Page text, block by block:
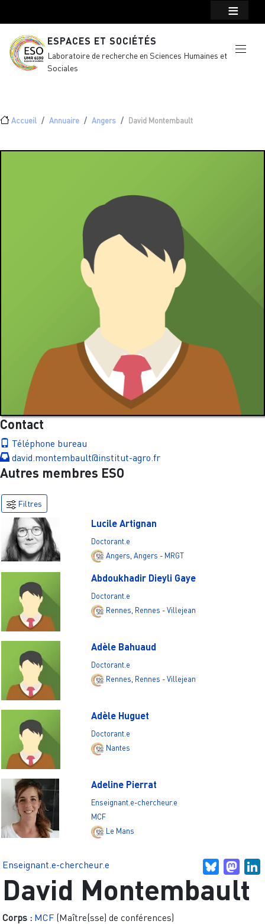
ESPACES ET SOCIÉTÉS
Laboratoire de recherche en Sciences Humaines et
Sociales
Fil d'Ariane
Accueil Annuaire Angers David Montembault
Contact
Téléphone bureau
david.montembault@institut-agro.fr
Autres membres ESO
Filtres
Lucile Artignan
Doctorant.e
Angers Angers - MRGT
Abdoukhadir Dieyli Gaye
Doctorant.e
Rennes, Rennes - Villejean
Adèle Bahuaud
Doctorant.e
Rennes, Rennes - Villejean
Adèle Huguet
Doctorant.e
Nantes
Adeline Pierrat
Enseignant.e-chercheur.e
MCF
Le Mans
Bluesky
Enseignant.e-chercheur.e
David Montembault
Corps : MCF (Maître(sse) de conférences)